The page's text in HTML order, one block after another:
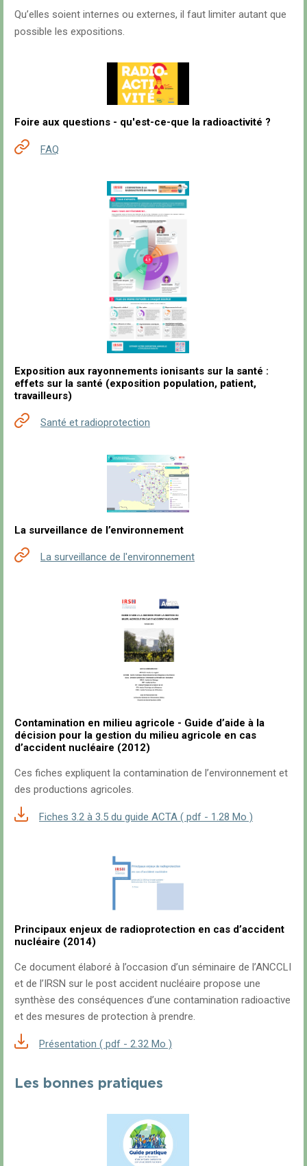
Qu’elles soient internes ou externes, il faut limiter autant que
possible les expositions.
Foire aux questions - qu'est-ce-que la radioactivité ?
FAQ
Exposition aux rayonnements ionisants sur la santé :
effets sur la santé (exposition population, patient,
travailleurs)
Santé et radioprotection
La surveillance de l’environnement
La surveillance de l'environnement
Contamination en milieu agricole - Guide d’aide à la
décision pour la gestion du milieu agricole en cas
d’accident nucléaire (2012)
Ces fiches expliquent la contamination de l’environnement et
des productions agricoles.
Fiches 3.2 à 3.5 du guide ACTA ( pdf - 1.28 Mo )
Principaux enjeux de radioprotection en cas d’accident
nucléaire (2014)
Ce document élaboré à l’occasion d’un séminaire de l’ANCCLI
et de l’IRSN sur le post accident nucléaire propose une
synthèse des conséquences d’une contamination radioactive
et des mesures de protection à prendre.
Présentation ( pdf - 2.32 Mo )
Les bonnes pratiques